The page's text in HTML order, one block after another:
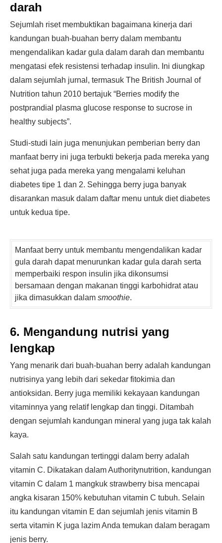
darah
Sejumlah riset membuktikan bagaimana kinerja dari
kandungan buah-buahan berry dalam membantu
mengendalikan kadar gula dalam darah dan membantu
mengatasi efek resistensi terhadap insulin. Ini diungkap
dalam sejumlah jurnal, termasuk The British Journal of
Nutrition tahun 2010 bertajuk “Berries modify the
postprandial plasma glucose response to sucrose in
healthy subjects”.
Studi-studi lain juga menunjukan pemberian berry dan
manfaat berry ini juga terbukti bekerja pada mereka yang
sehat juga pada mereka yang mengalami keluhan
diabetes tipe 1 dan 2. Sehingga berry juga banyak
disarankan masuk dalam daftar menu untuk diet diabetes
untuk kedua tipe.
Manfaat berry untuk membantu mengendalikan kadar
gula darah dapat menurunkan kadar gula darah serta
memperbaiki respon insulin jika dikonsumsi
bersamaan dengan makanan tinggi karbohidrat atau
jika dimasukkan dalam smoothie.
6. Mengandung nutrisi yang
lengkap
Yang menarik dari buah-buahan berry adalah kandungan
nutrisinya yang lebih dari sekedar fitokimia dan
antioksidan. Berry juga memiliki kekayaan kandungan
vitaminnya yang relatif lengkap dan tinggi. Ditambah
dengan sejumlah kandungan mineral yang juga tak kalah
kaya.
Salah satu kandungan tertinggi dalam berry adalah
vitamin C. Dikatakan dalam Authoritynutrition, kandungan
vitamin C dalam 1 mangkuk strawberry bisa mencapai
angka kisaran 150% kebutuhan vitamin C tubuh. Selain
itu kandungan vitamin E dan sejumlah jenis vitamin B
serta vitamin K juga lazim Anda temukan dalam beragam
jenis berry.